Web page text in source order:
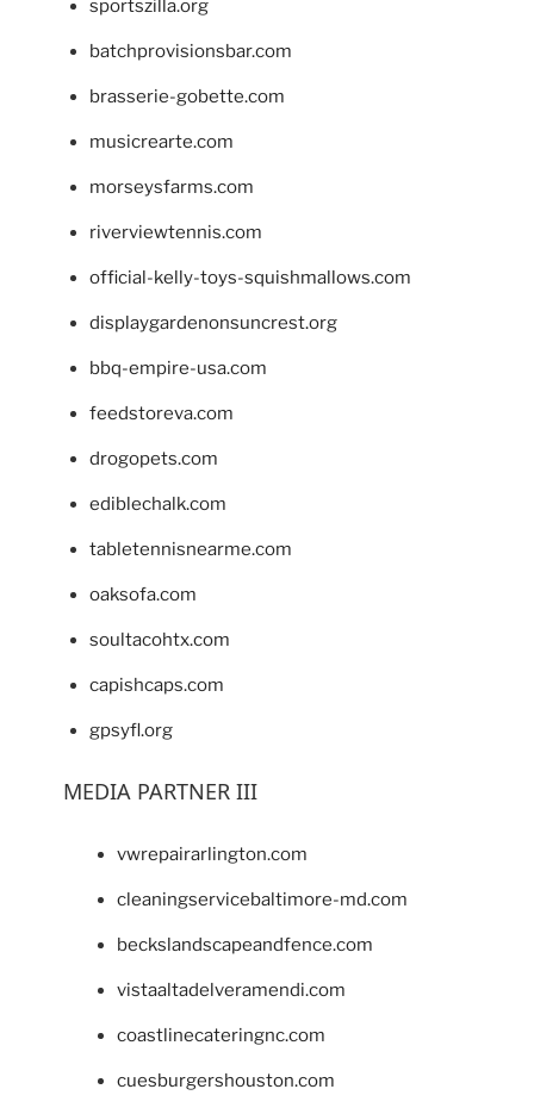
sportszilla.org
batchprovisionsbar.com
brasserie-gobette.com
musicrearte.com
morseysfarms.com
riverviewtennis.com
official-kelly-toys-squishmallows.com
displaygardenonsuncrest.org
bbq-empire-usa.com
feedstoreva.com
drogopets.com
ediblechalk.com
tabletennisnearme.com
oaksofa.com
soultacohtx.com
capishcaps.com
gpsyfl.org
MEDIA PARTNER III
vwrepairarlington.com
cleaningservicebaltimore-md.com
beckslandscapeandfence.com
vistaaltadelveramendi.com
coastlinecateringnc.com
cuesburgershouston.com